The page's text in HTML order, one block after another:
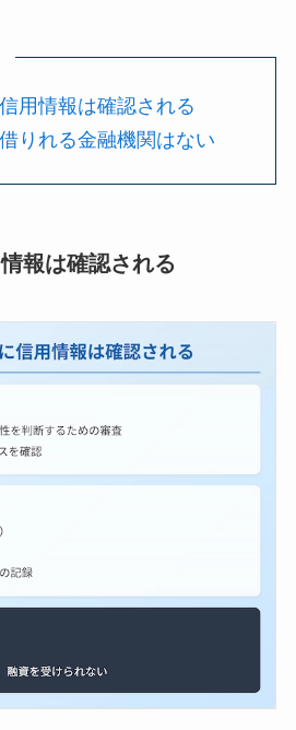
用情報は確認される
りれる金融機関はない
報は確認される